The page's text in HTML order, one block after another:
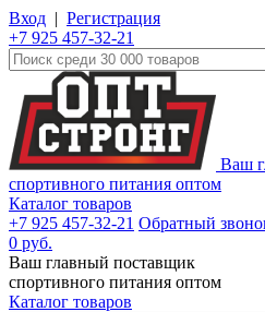
Вход | Регистрация
+7 925 457-32-21
Ваш
спортивного питания оптом
Каталог товаров
+7 925 457-32-21 Обратный
0 руб.
Ваш главный поставщик
спортивного питания оптом
Каталог товаров